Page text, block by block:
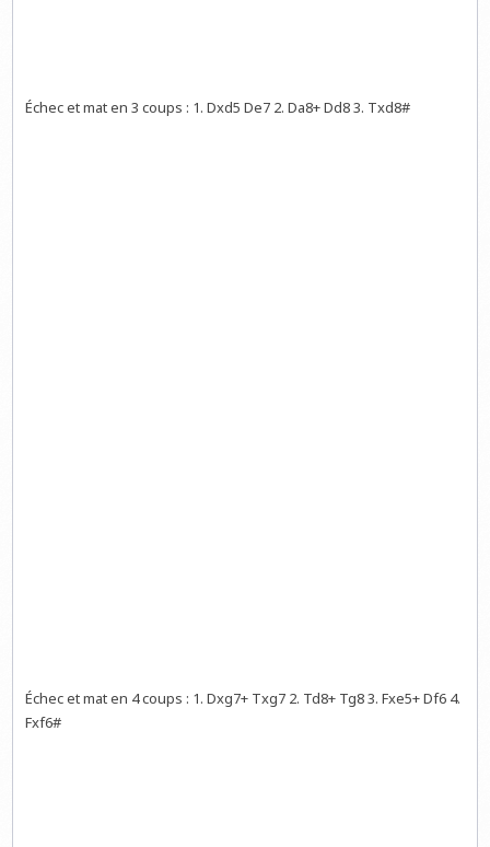
Échec et mat en 3 coups : 1. Dxd5 De7 2. Da8+ Dd8 3. Txd8#
Échec et mat en 4 coups : 1. Dxg7+ Txg7 2. Td8+ Tg8 3. Fxe5+ Df6 4.
Fxf6#